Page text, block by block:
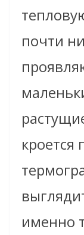
почти
кроется
именно